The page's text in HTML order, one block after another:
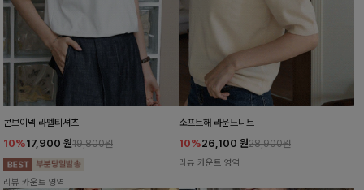
콘브이넥 라벨티셔츠
10%17,900 원19,800원
리뷰 카운트 영역
소프트해 라운드니트
10%26,100 원28,900원
리뷰 카운트 영역